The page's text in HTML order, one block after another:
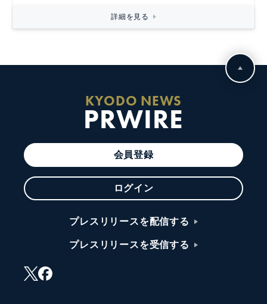
詳細を見る
KYODO NEWS
PRWIRE
会員登録
ログイン
プレスリリースを配信する
プレスリリースを受信する